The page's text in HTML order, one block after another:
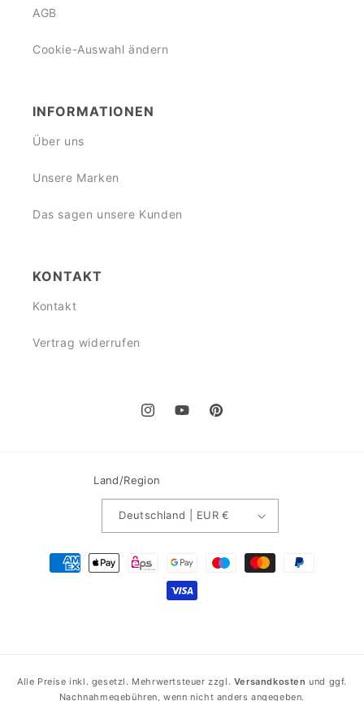
AGB
Cookie-Auswahl ändern
INFORMATIONEN
Über uns
Unsere Marken
Das sagen unsere Kunden
KONTAKT
Kontakt
Vertrag widerrufen
InstagramYouTubePinterest
Land/Region
Deutschland | EUR €
Zahlungsmethoden
Alle Preise inkl. gesetzl. Mehrwertsteuer zzgl. Versandkosten und ggf.
Nachnahmegebühren, wenn nicht anders angegeben.